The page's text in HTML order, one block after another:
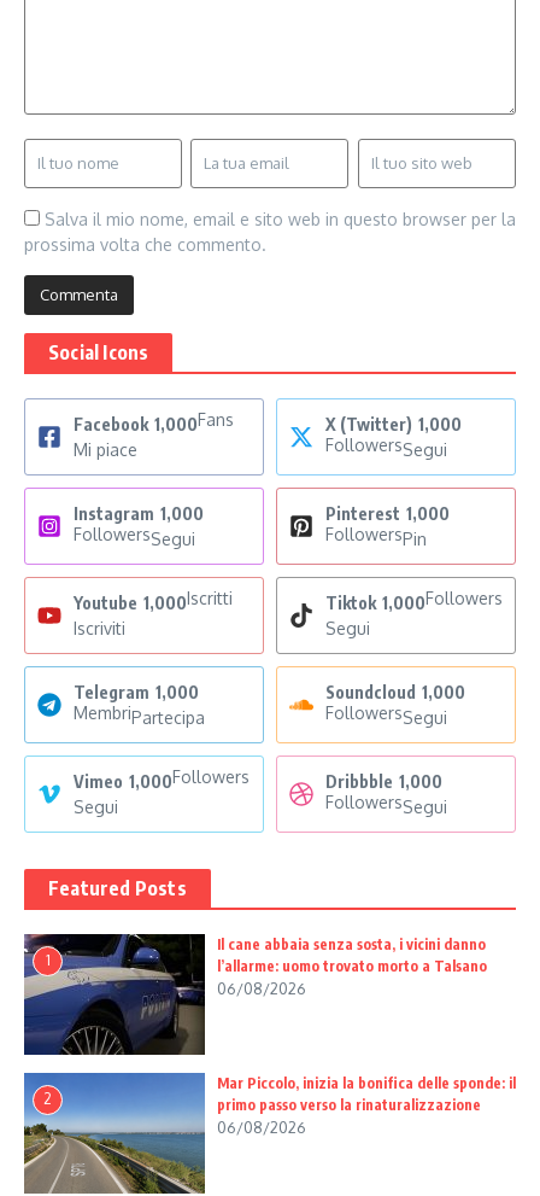
Salva il mio nome, email e sito web in questo browser per la
prossima volta che commento.
Social Icons
Facebook 1,000Fans
Mi piace
X (Twitter) 1,000
FollowersSegui
Instagram 1,000
FollowersSegui
Pinterest 1,000
FollowersPin
Youtube 1,000Iscritti
Iscriviti
Tiktok 1,000Followers
Segui
Telegram 1,000
MembriPartecipa
Soundcloud 1,000
FollowersSegui
Vimeo 1,000Followers
Segui
Dribbble 1,000
FollowersSegui
Featured Posts
1
Il cane abbaia senza sosta, i vicini danno
l’allarme: uomo trovato morto a Talsano
06/08/2026
2
Mar Piccolo, inizia la bonifica delle sponde: il
primo passo verso la rinaturalizzazione
06/08/2026